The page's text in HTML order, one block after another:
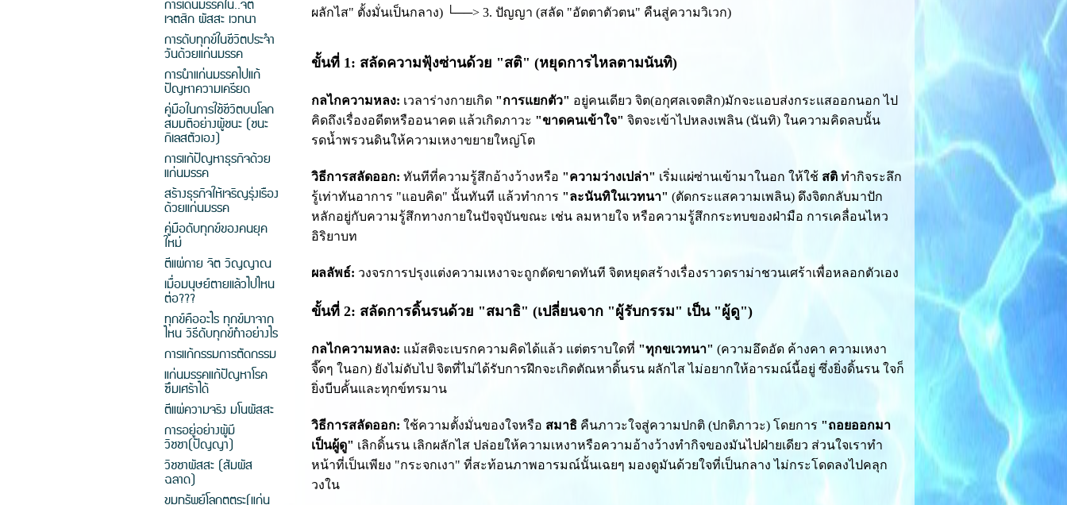
การเดินมรรคใน..จิต
เจตสิก ผัสสะ เวทนา
การดับทุกข์ในชีวิตประจำ
วันด้วยแก่นมรรค
การนำแก่นมรรคไปแก้
ปัญหาความเครียด
คู่มือในการใช้ชีวิตบนโลก
สมมติอย่างผู้ชนะ (ชนะ
กิเลสตัวเอง)
การแก้ปัญหาธุรกิจด้วย
แก่นมรรค
สร้างธุรกิจให้เจริญรุ่งเรือง
ด้วยแก่นมรรค
คู่มือดับทุกข์ของคนยุค
ใหม่
ตีแผ่กาย จิต วิญญาณ
เมื่อมนุษย์ตายแล้วไปไหน
ต่อ???
ทุกข์คืออะไร ทุกข์มาจาก
ไหน วิธีดับทุกข์ทำอย่างไร
การแก้กรรมการตัดกรรม
แก่นมรรคแก้ปัญหาโรค
ซึมเศร้าได้
ตีแผ่ความจริง มโนผัสสะ
การอยู่อย่างผู้มี
วิชชา(ปัญญา)
วิชชาผัสสะ (สัมผัส
ฉลาด)
ขุมทรัพย์โลกุตตระ(แก่น
ผลักไส" ตั้งมั่นเป็นกลาง) └──> 3. ปัญญา (สลัด "อัตตาตัวตน" คืนสู่ความวิเวก)
ขั้นที่ 1: สลัดความฟุ้งซ่านด้วย "สติ" (หยุดการไหลตามนันทิ)
กลไกความหลง: เวลาร่างกายเกิด "การแยกตัว" อยู่คนเดียว จิต(อกุศลเจตสิก)มักจะแอบส่งกระแสออกนอก ไป
คิดถึงเรื่องอดีตหรืออนาคต แล้วเกิดภาวะ "ขาดคนเข้าใจ" จิตจะเข้าไปหลงเพลิน (นันทิ) ในความคิดลบนั้น
รดน้ำพรวนดินให้ความเหงาขยายใหญ่โต
วิธีการสลัดออก: ทันทีที่ความรู้สึกอ้างว้างหรือ "ความว่างเปล่า" เริ่มแผ่ซ่านเข้ามาในอก ให้ใช้ สติ ทำกิจระลึก
รู้เท่าทันอาการ "แอบคิด" นั้นทันที แล้วทำการ "ละนันทิในเวทนา" (ตัดกระแสความเพลิน) ดึงจิตกลับมาปัก
หลักอยู่กับความรู้สึกทางกายในปัจจุบันขณะ เช่น ลมหายใจ หรือความรู้สึกกระทบของฝ่ามือ การเคลื่อนไหว
อิริยาบท
ผลลัพธ์: วงจรการปรุงแต่งความเหงาจะถูกตัดขาดทันที จิตหยุดสร้างเรื่องราวดราม่าชวนเศร้าเพื่อหลอกตัวเอง
ขั้นที่ 2: สลัดการดิ้นรนด้วย "สมาธิ" (เปลี่ยนจาก "ผู้รับกรรม" เป็น "ผู้ดู")
กลไกความหลง: แม้สติจะเบรกความคิดได้แล้ว แต่ตราบใดที่ "ทุกขเวทนา" (ความอึดอัด ค้างคา ความเหงา
จี๊ดๆ ในอก) ยังไม่ดับไป จิตที่ไม่ได้รับการฝึกจะเกิดตัณหาดิ้นรน ผลักไส ไม่อยากให้อารมณ์นี้อยู่ ซึ่งยิ่งดิ้นรน ใจก็
ยิ่งบีบคั้นและทุกข์ทรมาน
วิธีการสลัดออก: ใช้ความตั้งมั่นของใจหรือ สมาธิ คืนภาวะใจสู่ความปกติ (ปกติภาวะ) โดยการ "ถอยออกมา
เป็นผู้ดู" เลิกดิ้นรน เลิกผลักไส ปล่อยให้ความเหงาหรือความอ้างว้างทำกิจของมันไปฝ่ายเดียว ส่วนใจเราทำ
หน้าที่เป็นเพียง "กระจกเงา" ที่สะท้อนภาพอารมณ์นั้นเฉยๆ มองดูมันด้วยใจที่เป็นกลาง ไม่กระโดดลงไปคลุก
วงใน